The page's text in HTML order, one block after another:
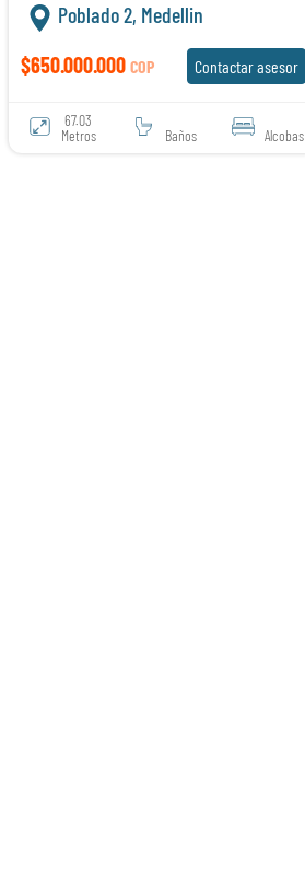
Poblado 2, Medellin
$650.000.000 COP Contactar asesor
67.03
Metros
Baños Alcobas